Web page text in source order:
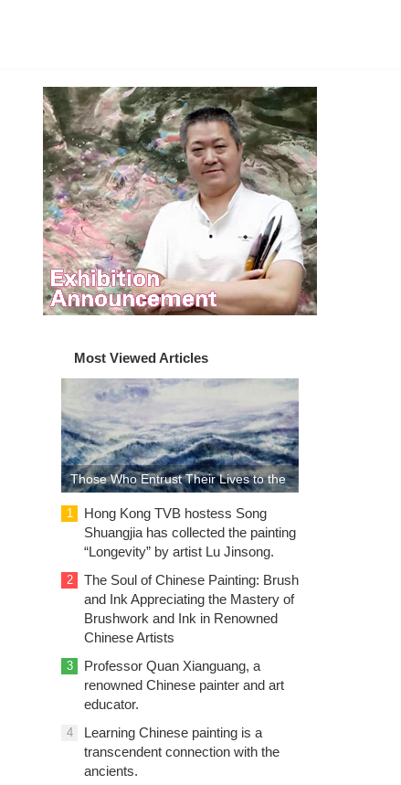
Most Viewed Articles
Those Who Entrust Their Lives to the
Sea: The Sea of Life in the Paintings
of Lu Guanyu
1
Hong Kong TVB hostess Song
Shuangjia has collected the painting
“Longevity” by artist Lu Jinsong.
2
The Soul of Chinese Painting: Brush
and Ink Appreciating the Mastery of
Brushwork and Ink in Renowned
Chinese Artists
3
Professor Quan Xianguang, a
renowned Chinese painter and art
educator.
4
Learning Chinese painting is a
transcendent connection with the
ancients.